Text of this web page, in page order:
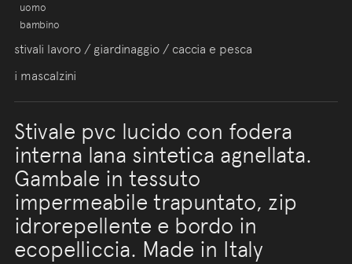
uomo
bambino
stivali lavoro / giardinaggio / caccia e pesca
i mascalzini
Stivale pvc lucido con fodera
interna lana sintetica agnellata.
Gambale in tessuto
impermeabile trapuntato, zip
idrorepellente e bordo in
ecopelliccia. Made in Italy